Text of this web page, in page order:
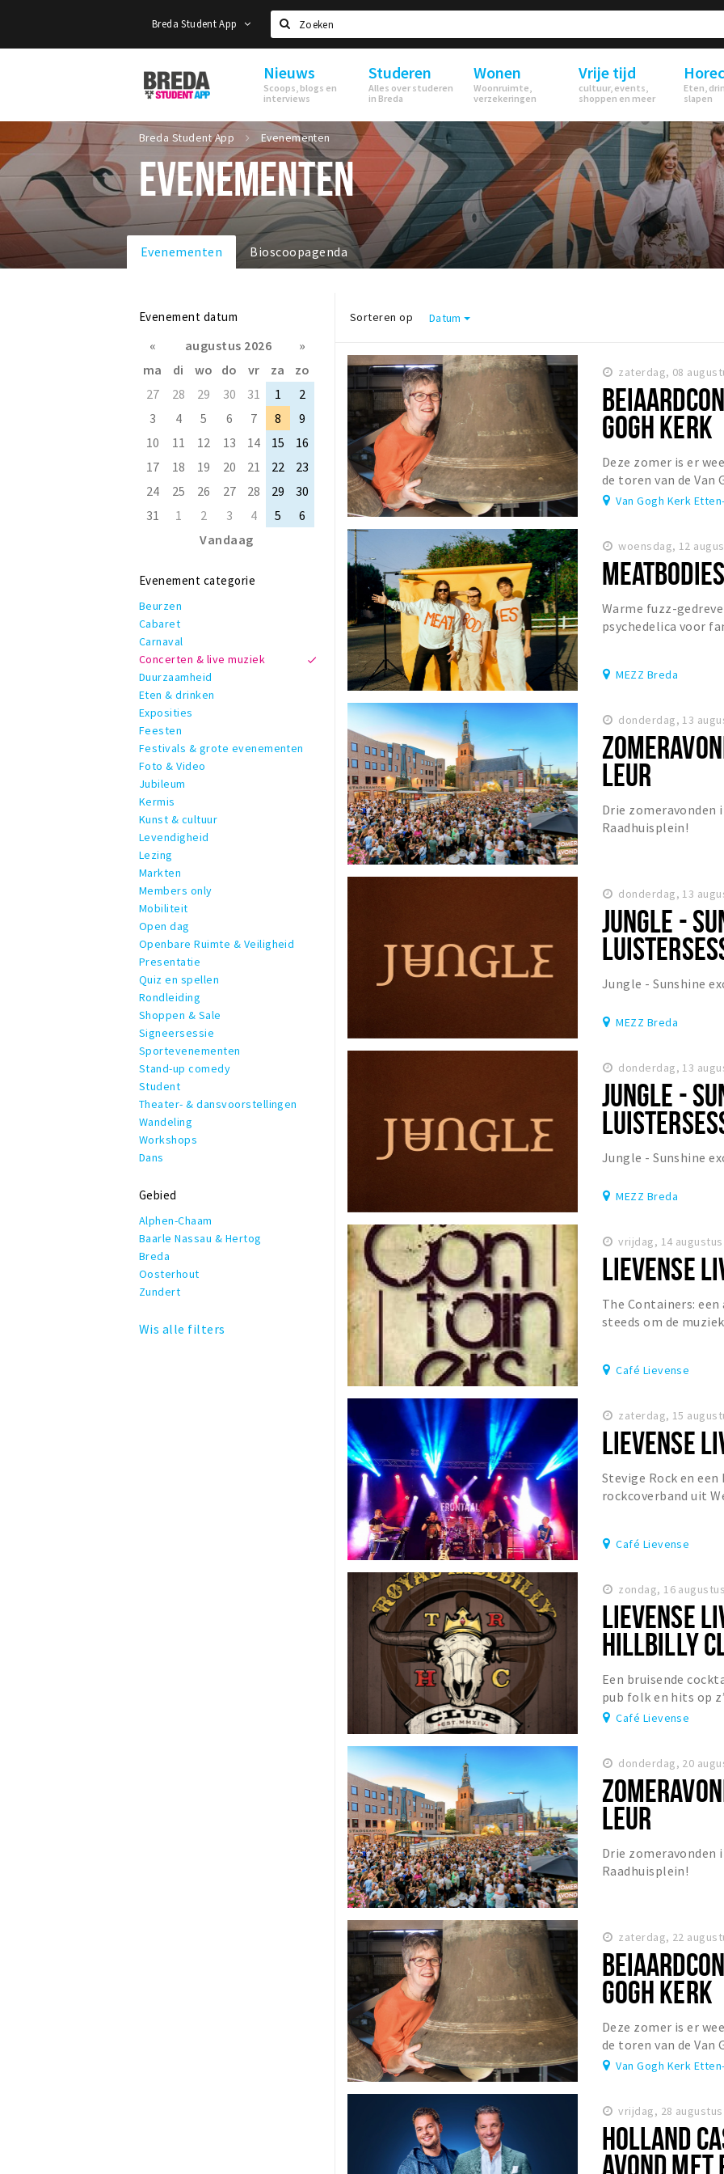
Breda Student App
Zoeken
Breda
Student
Nieuws
Scoops, blogs en
interviews
Studeren
Alles over studeren
in Breda
Wonen
Woonruimte,
verzekeringen
Vrije tijd
cultuur, events,
shoppen en meer
Eten,
slapen
Breda Student App Evenementen
EVENEMENTEN
Evenementen Bioscoopagenda
Evenement datum
« augustus 2026
»
ma
di wo do vr za
zo
27
28 29 30 31 1
2
3
4 5 6 7 8
9
10
11 12 13 14 15
16
17
18 19 20 21 22
23
24
25 26 27 28 29
30
31
1 2 3 4 5
6
Vandaag
Evenement categorie
Beurzen
Cabaret
Carnaval
Concerten & live muziek
Duurzaamheid
Eten & drinken
Exposities
Feesten
Festivals & grote evenementen
Foto & Video
Jubileum
Kermis
Kunst & cultuur
Levendigheid
Lezing
Markten
Members only
Mobiliteit
Open dag
Openbare Ruimte & Veiligheid
Presentatie
Quiz en spellen
Rondleiding
Shoppen & Sale
Signeersessie
Sportevenementen
Stand-up comedy
Student
Theater- & dansvoorstellingen
Wandeling
Workshops
Dans
Gebied
Alphen-Chaam
Baarle Nassau & Hertog
Breda
Oosterhout
Zundert
Wis alle filters
Sorteren op Datum
zaterdag, 08
GOGH KERK
Deze zomer is er
de toren van de Van
Van Gogh Kerk
woensdag, 12
Warme fuzz-
psychedelica voor
MEZZ Breda
donderdag, 13
LEUR
Drie zomeravonden
Raadhuisplein!
donderdag, 13
JUNGLE -
Jungle - Sunshine
MEZZ Breda
donderdag, 13
JUNGLE -
Jungle - Sunshine
MEZZ Breda
vrijdag, 14 augustus
LIEVENSE
The Containers:
steeds om de
Café Lievense
zaterdag, 15
LIEVENSE
Stevige Rock en
rockcoverband uit
Café Lievense
zondag, 16
LIEVENSE
HILLBILLY
Een bruisende
pub folk en hits op
van! The Royal
Café Lievense
donderdag, 20
LEUR
Drie zomeravonden
Raadhuisplein!
zaterdag, 22
GOGH KERK
Deze zomer is er
de toren van de Van
Van Gogh Kerk
vrijdag, 28 augustus
HOLLAND
AVOND MET